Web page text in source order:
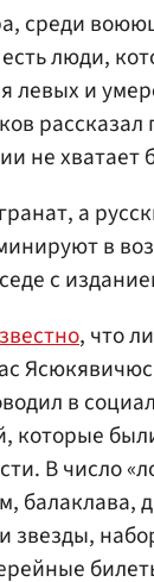
среди
люди,
левых и
рассказал
не хватает
а
в
с
, что
в
которые
В число
балаклава,
звезды,